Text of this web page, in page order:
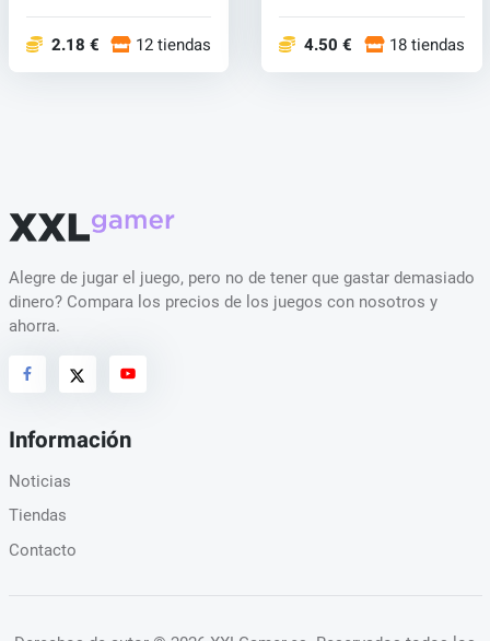
2.18 € 12 tiendas 4.50 € 18 tiendas
Alegre de jugar el juego, pero no de tener que gastar demasiado
dinero? Compara los precios de los juegos con nosotros y
ahorra.
Información
Noticias
Tiendas
Contacto